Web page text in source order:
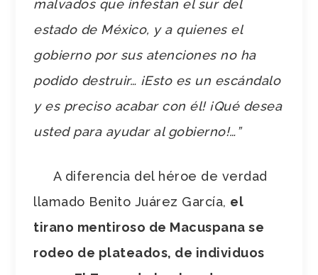
malvados que infestan el sur del
estado de México, y a quienes el
gobierno por sus atenciones no ha
podido destruir… ¡Esto es un escándalo
y es preciso acabar con él! ¡Qué desea
usted para ayudar al gobierno!…”
A diferencia del héroe de verdad
llamado Benito Juárez García, el
tirano mentiroso de Macuspana se
rodeo de plateados, de individuos